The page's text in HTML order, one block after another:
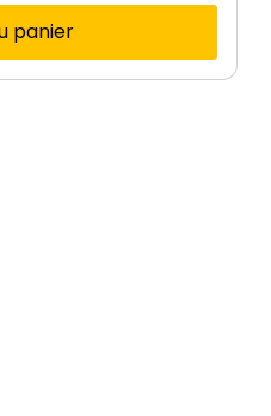
panier